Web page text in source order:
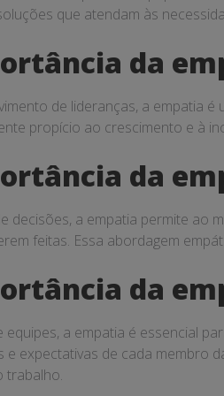
que atendam às
da
de lideranças, a empatia
propício ao crescimento e à
da
decisões, a empatia permite ao
feitas. Essa abordagem
da
equipes, a empatia é essencial
e expectativas de cada membro
trabalho.